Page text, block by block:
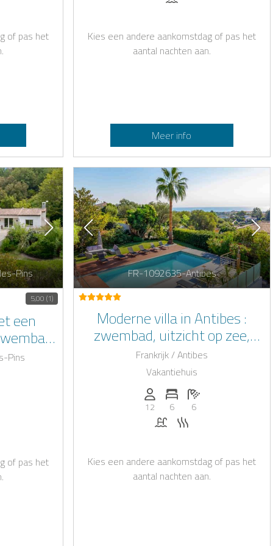
of pas het
Kies een andere aankomstdag of pas het
aantal nachten aan.
Meer info
Pins
5,00 (1)
een
verblijf
Pins
10
5
badkamers: 5
of pas het
FR-1092635-Antibes
Moderne villa in Antibes :
zwembad, uitzicht op zee,
design en absolute rust aan de
Côte d'Azur !
Frankrijk / Antibes
Vakantiehuis
Personen (max.): 12
12
Aantal slaapkamers: 6
6
Aantal badkamers: 6
6
Zwembad
Kies een andere aankomstdag of pas het
aantal nachten aan.